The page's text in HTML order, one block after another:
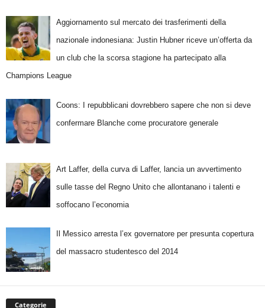
Aggiornamento sul mercato dei trasferimenti della
nazionale indonesiana: Justin Hubner riceve un’offerta da
un club che la scorsa stagione ha partecipato alla
Champions League
Coons: I repubblicani dovrebbero sapere che non si deve
confermare Blanche come procuratore generale
Art Laffer, della curva di Laffer, lancia un avvertimento
sulle tasse del Regno Unito che allontanano i talenti e
soffocano l’economia
Il Messico arresta l’ex governatore per presunta copertura
del massacro studentesco del 2014
Categorie